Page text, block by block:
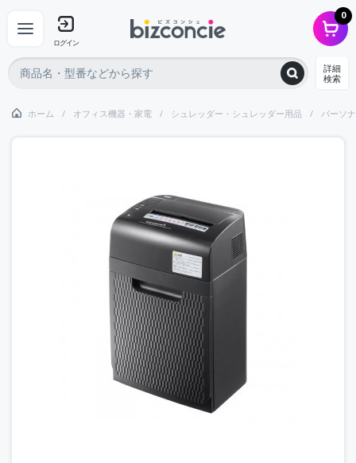
ログイン
0
詳細
検索
ホーム オフィス機器・家電 シュレッダー・シュレッダー用品 パーソ